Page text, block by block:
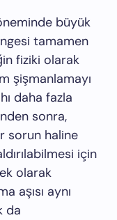
büyük
tamamen
fiziki olarak
şişmanlamayı
daha fazla
sonra,
sorun haline
için
olarak
aşısı aynı
da